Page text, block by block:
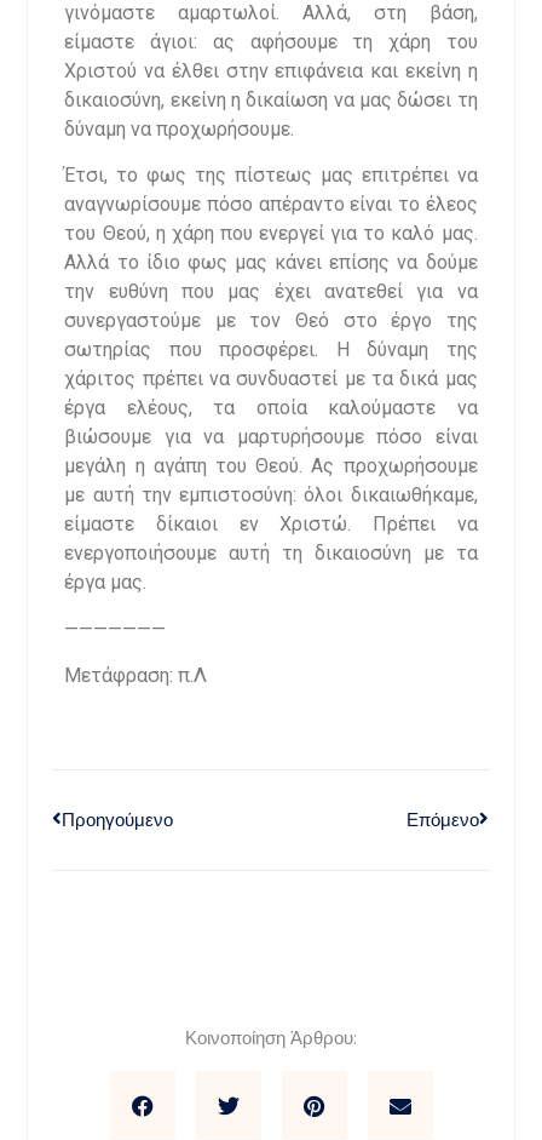
γινόμαστε αμαρτωλοί. Αλλά, στη βάση,
είμαστε άγιοι: ας αφήσουμε τη χάρη του
Χριστού να έλθει στην επιφάνεια και εκείνη η
δικαιοσύνη, εκείνη η δικαίωση να μας δώσει τη
δύναμη να προχωρήσουμε.
Έτσι, το φως της πίστεως μας επιτρέπει να
αναγνωρίσουμε πόσο απέραντο είναι το έλεος
του Θεού, η χάρη που ενεργεί για το καλό μας.
Αλλά το ίδιο φως μας κάνει επίσης να δούμε
την ευθύνη που μας έχει ανατεθεί για να
συνεργαστούμε με τον Θεό στο έργο της
σωτηρίας που προσφέρει. Η δύναμη της
χάριτος πρέπει να συνδυαστεί με τα δικά μας
έργα ελέους, τα οποία καλούμαστε να
βιώσουμε για να μαρτυρήσουμε πόσο είναι
μεγάλη η αγάπη του Θεού. Ας προχωρήσουμε
με αυτή την εμπιστοσύνη: όλοι δικαιωθήκαμε,
είμαστε δίκαιοι εν Χριστώ. Πρέπει να
ενεργοποιήσουμε αυτή τη δικαιοσύνη με τα
έργα μας.
———————
Μετάφραση: π.Λ
Προηγούμενο Επόμενο
Κοινοποίηση Άρθρου: